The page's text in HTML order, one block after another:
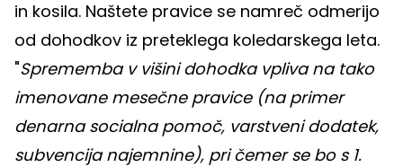
in kosila. Naštete pravice se namreč odmerijo
od dohodkov iz preteklega koledarskega leta.
"Sprememba v višini dohodka vpliva na tako
imenovane mesečne pravice (na primer
denarna socialna pomoč, varstveni dodatek,
subvencija najemnine), pri čemer se bo s 1.